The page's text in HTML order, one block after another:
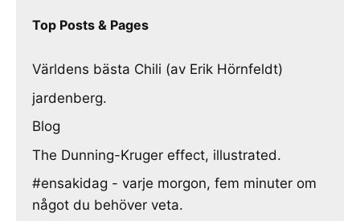
Top Posts & Pages
Världens bästa Chili (av Erik Hörnfeldt)
jardenberg.
Blog
The Dunning-Kruger effect, illustrated.
#ensakidag - varje morgon, fem minuter om
något du behöver veta.